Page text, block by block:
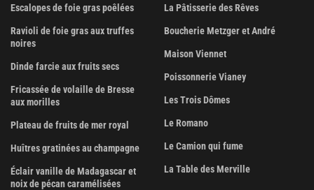
Escalopes de foie gras poêlées
Ravioli de foie gras aux truffes
noires
Dinde farcie aux fruits secs
Fricassée de volaille de Bresse
aux morilles
Plateau de fruits de mer royal
Huîtres gratinées au champagne
Éclair vanille de Madagascar et
noix de pécan caramélisées
La Pâtisserie des Rêves
Boucherie Metzger et André
Maison Viennet
Poissonnerie Vianey
Les Trois Dômes
Le Romano
Le Camion qui fume
La Table des Merville